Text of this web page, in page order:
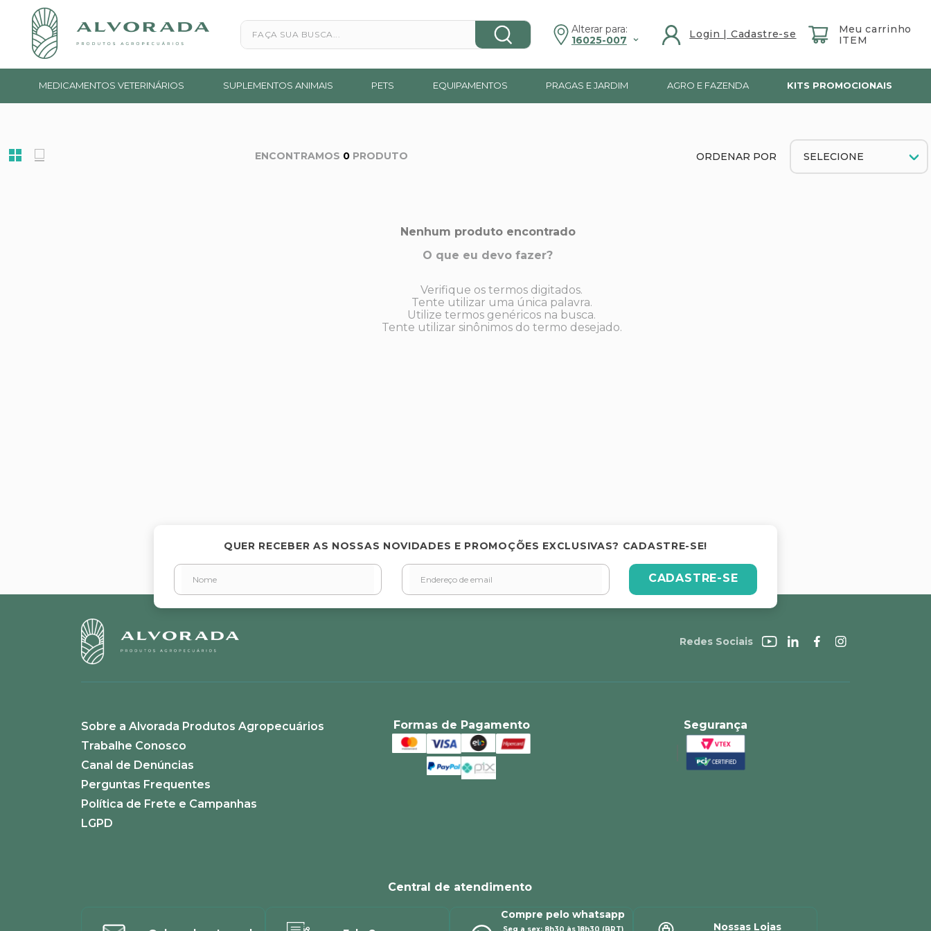
Faça sua busca...
Alterar para:
16025-007
MEDICAMENTOS VETERINÁRIOS SUPLEMENTOS ANIMAIS PETS EQUIPAMENTOS PRAGAS E JARDIM AGRO E FAZENDA KITS PROMOCIONAIS
0 PRODUTO
Nenhum produto encontrado
O que eu devo fazer?
Verifique os termos digitados.
Tente utilizar uma única palavra.
Utilize termos genéricos na busca.
Tente utilizar sinônimos do termo desejado.
QUER RECEBER AS NOSSAS NOVIDADES E PROMOÇÕES EXCLUSIVAS? CADASTRE-SE!
CADASTRE-SE
Redes Sociais
Sobre a Alvorada Produtos Agropecuários
Trabalhe Conosco
Canal de Denúncias
Perguntas Frequentes
Política de Frete e Campanhas
LGPD
Formas de Pagamento Segurança
Central de atendimento
Compre pelo whatsapp
Nossas Lojas